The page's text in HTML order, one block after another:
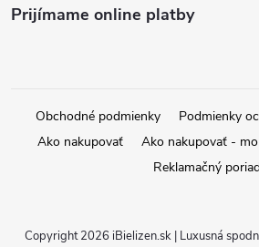
Prijímame online platby
Obchodné podmienky
Podmienky
Ako nakupovať
Ako nakupovať -
Reklamačný
Copyright 2026 iBielizen.sk | Luxusná